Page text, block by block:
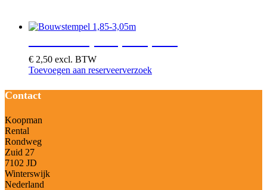
€ 2,50 excl. BTW
Toevoegen aan reserveerverzoek
Contact
Koopman
Rental
Rondweg
Zuid 27
7102 JD
Winterswijk
Nederland